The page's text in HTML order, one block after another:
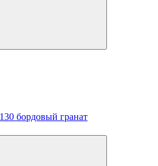
бордовый гранат